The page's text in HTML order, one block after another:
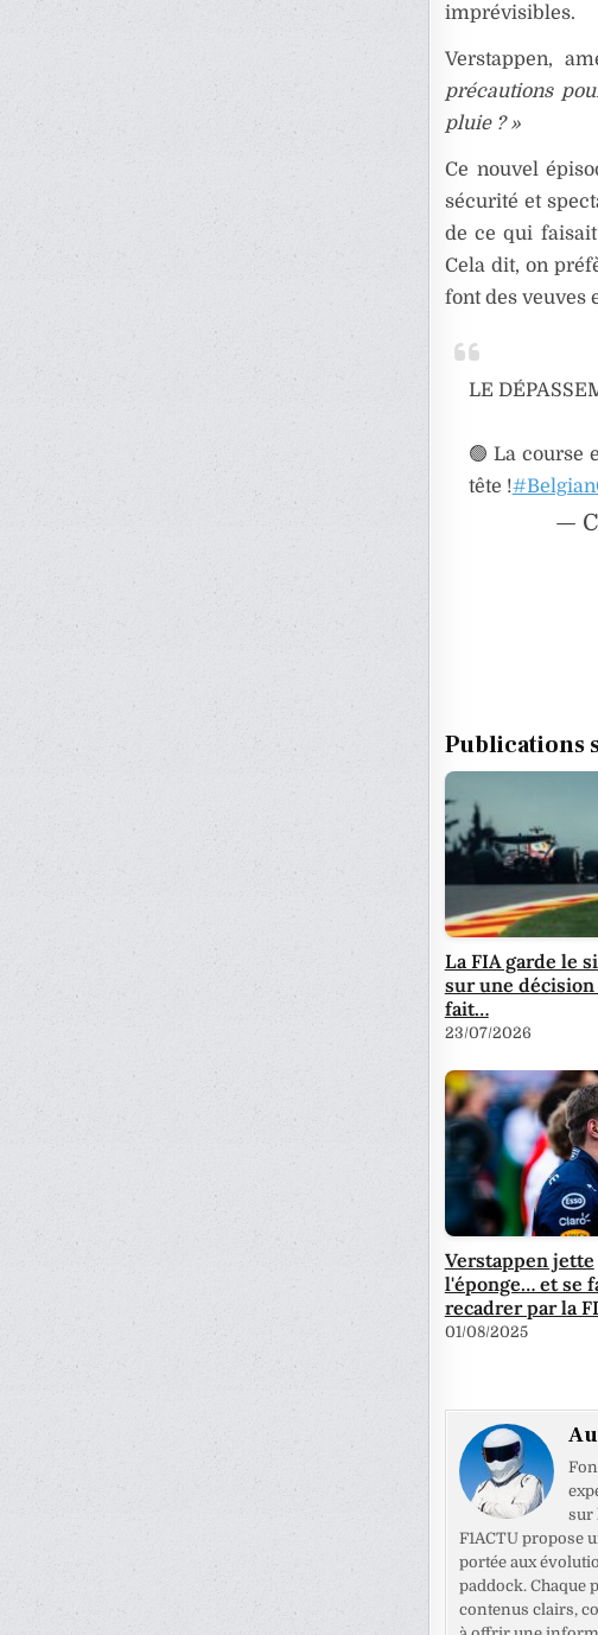
imprévisibles.
Verstappen,
précautions
pluie ? »
Ce nouvel
sécurité et
de ce qui
Cela dit, on
font des veuves
LE
🟢 La course
tête !
—
Publications
La FIA garde le
sur une décision
fait…
23/07/2026
Verstappen jette
l'éponge… et se
recadrer par la
01/08/2025
sur
F1ACTU propose
portée aux
paddock. Chaque
contenus clairs,